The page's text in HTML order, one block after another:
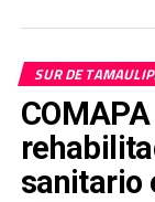
SUR DE
sanitario